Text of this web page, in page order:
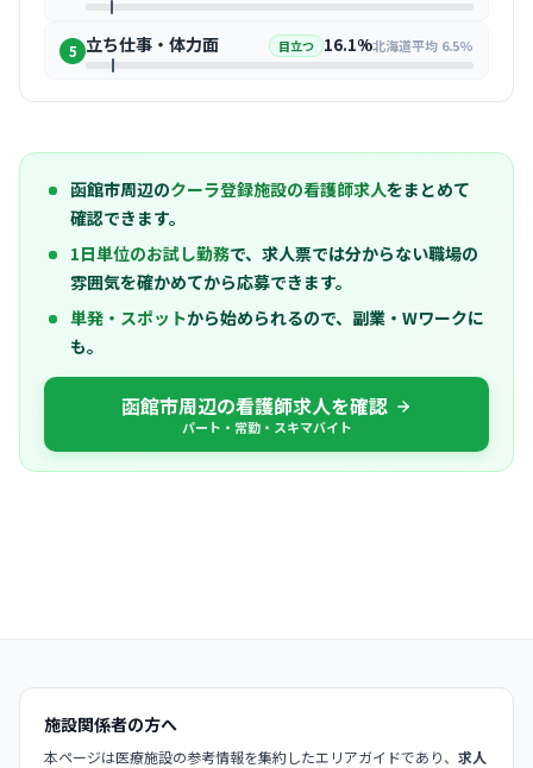
5 立ち仕事・体力面 目立つ 16.1%北海道平均 6.5%
函館市周辺のクーラ登録施設の看護師求人をまとめて
確認できます。
1日単位のお試し勤務で、求人票では分からない職場の
雰囲気を確かめてから応募できます。
単発・スポットから始められるので、副業・Wワークに
も。
函館市周辺の看護師求人を確認
パート・常勤・スキマバイト
施設関係者の方へ
本ページは医療施設の参考情報を集約したエリアガイドであり、 求人